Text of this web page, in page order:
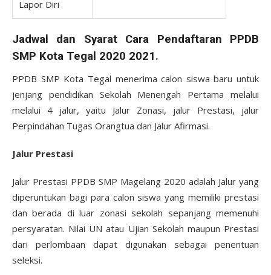
Lapor Diri
Jadwal dan Syarat Cara Pendaftaran PPDB
SMP Kota Tegal 2020 2021.
PPDB SMP Kota Tegal menerima calon siswa baru untuk
jenjang pendidikan Sekolah Menengah Pertama melalui
melalui 4 jalur, yaitu Jalur Zonasi, jalur Prestasi, jalur
Perpindahan Tugas Orangtua dan Jalur Afirmasi.
Jalur Prestasi
Jalur Prestasi PPDB SMP Magelang 2020 adalah Jalur yang
diperuntukan bagi para calon siswa yang memiliki prestasi
dan berada di luar zonasi sekolah sepanjang memenuhi
persyaratan. Nilai UN atau Ujian Sekolah maupun Prestasi
dari perlombaan dapat digunakan sebagai penentuan
seleksi.